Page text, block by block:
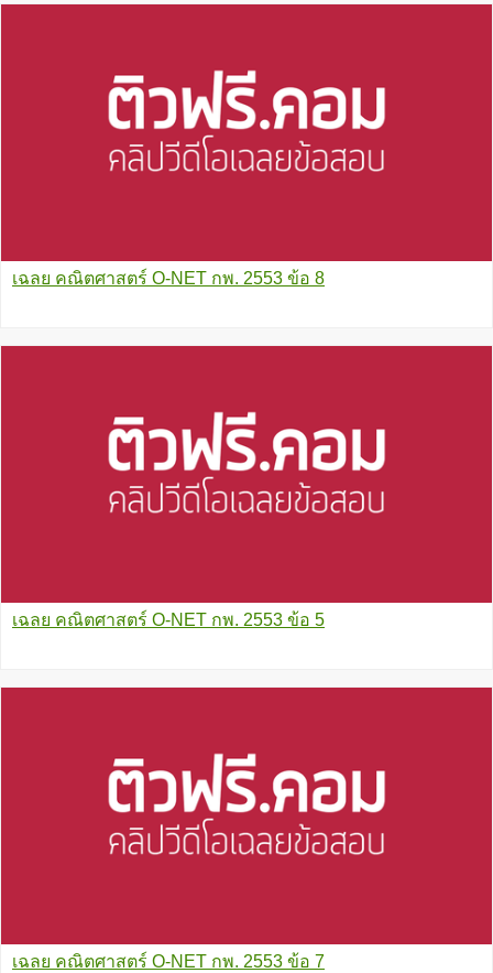
เฉลย คณิตศาสตร์ O-NET กพ. 2553 ข้อ 8
เฉลย คณิตศาสตร์ O-NET กพ. 2553 ข้อ 5
เฉลย คณิตศาสตร์ O-NET กพ. 2553 ข้อ 7